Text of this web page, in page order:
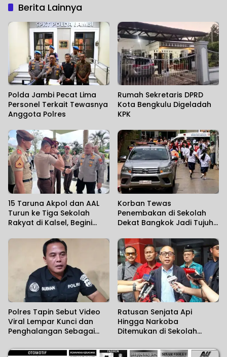
Berita Lainnya
Polda Jambi Pecat Lima
Personel Terkait Tewasnya
Anggota Polres
Rumah Sekretaris DPRD
Kota Bengkulu Digeladah
KPK
15 Taruna Akpol dan AAL
Turun ke Tiga Sekolah
Rakyat di Kalsel, Begini
Korban Tewas
Penembakan di Sekolah
Dekat Bangkok Jadi Tujuh
Polres Tapin Sebut Video
Viral Lempar Kunci dan
Penghalangan Sebagai
Ratusan Senjata Api
Hingga Narkoba
Ditemukan di Sekolah